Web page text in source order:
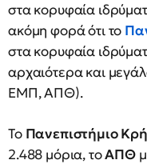
στα κορυφαία
ακόμη φορά ότι το
στα κορυφαία
αρχαιότερα και
ΕΜΠ, ΑΠΘ).
Το Πανεπιστήμιο
2.488 μόρια, τοΑΠΘ